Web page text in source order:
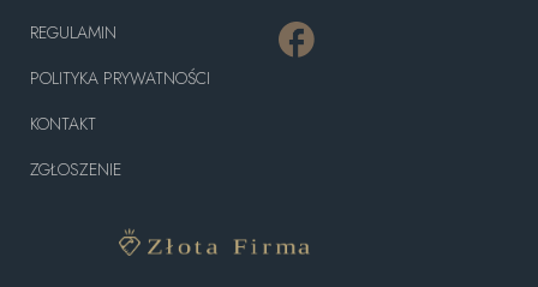
REGULAMIN
POLITYKA PRYWATNOŚCI
KONTAKT
ZGŁOSZENIE